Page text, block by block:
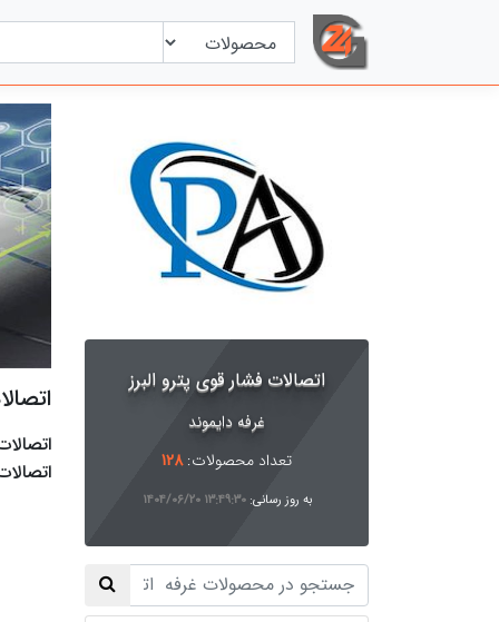
اتصالات فشار قوی پترو البرز
غرفه دایموند
تعداد محصولات:128
به روز رسانی:۱۴۰۴/۰۶/۲۰ ۱۳:۴۹:۳۰